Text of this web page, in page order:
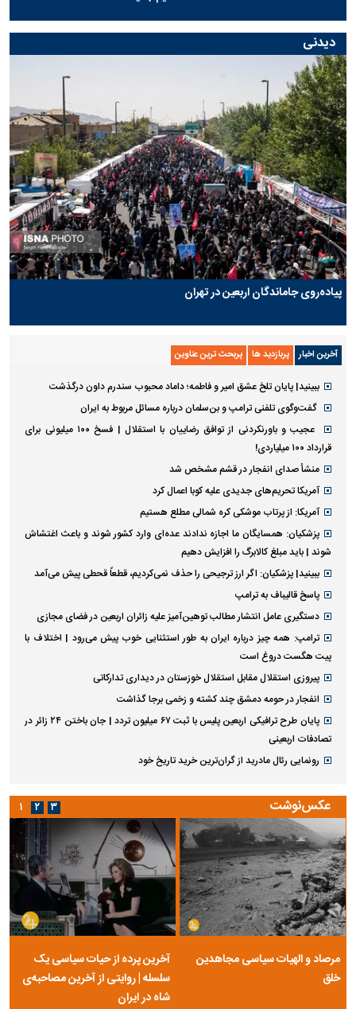
دیدنی
پیاده‌روی جاماندگان اربعین در تهران
آخرین اخبار پربازدید ها پربحث ترین عناوین
ببینید| پایان تلخ عشق امیر و فاطمه؛ داماد محبوب سندرم داون درگذشت
گفت‌وگوی تلفنی ترامپ و بن‌سلمان درباره مسائل مربوط به ایران
عجیب و باورنکردنی از توافق رضاییان با استقلال | فسخ ۱۰۰ میلیونی برای
قرارداد ۱۰۰ میلیاردی!
منشأ صدای انفجار در قشم مشخص شد
آمریکا تحریم‌های جدیدی علیه کوبا اعمال کرد
آمریکا: از پرتاب موشکی کره شمالی مطلع هستیم
پزشکیان: همسایگان ما اجازه ندادند عده‌ای وارد کشور شوند و باعث اغتشاش
شوند | باید مبلغ کالابرگ را افزایش دهیم
ببینید| پزشکیان: اگر ارز ترجیحی را حذف نمی‌کردیم، قطعاً قحطی پیش می‌آمد
پاسخ قالیباف به ترامپ
دستگیری عامل انتشار مطالب توهین‌آمیز علیه زائران اربعین در فضای مجازی
ترامپ: همه چیز درباره ایران به طور استثنایی خوب پیش می‌رود | اختلاف با
پیت هگست دروغ است
پیروزی استقلال مقابل استقلال خوزستان در دیداری تدارکاتی
انفجار در حومه دمشق چند کشته و زخمی برجا گذاشت
پایان طرح ترافیکی اربعین پلیس با ثبت ۶۷ میلیون تردد | جان باختن ۲۴ زائر در
تصادفات اربعینی
رونمایی رئال مادرید از گران‌ترین خرید تاریخ خود
عکس‌نوشت
مرصاد و الهیات سیاسی مجاهدین
خلق
آخرین پرده از حیات سیاسی یک
سلسله | روایتی از آخرین مصاحبه‌ی
شاه در ایران
۱ ۲ ۳